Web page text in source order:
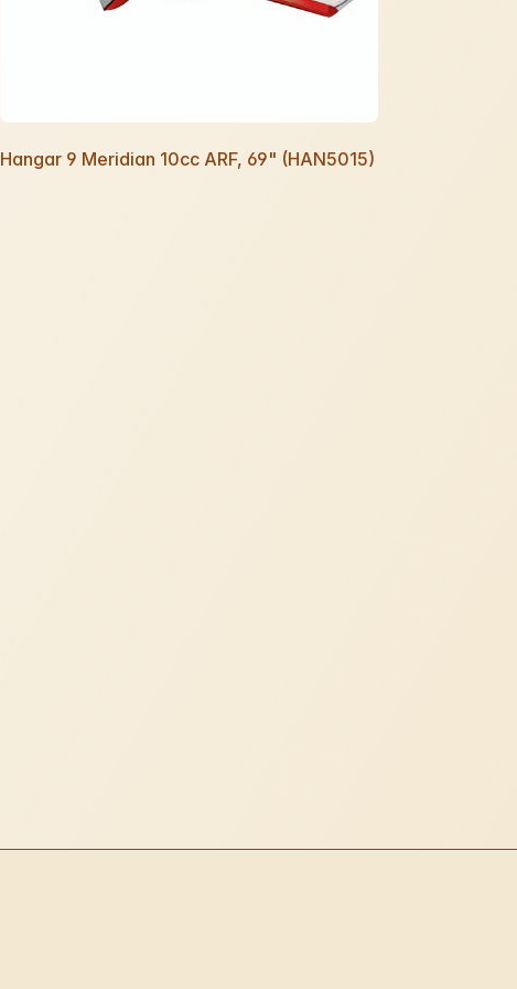
Hangar 9 Meridian 10cc ARF, 69" (HAN5015)